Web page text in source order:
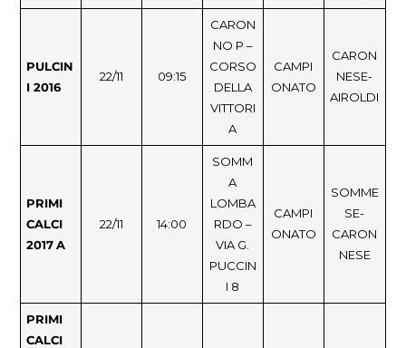
PULCIN
I 2016
22/11 09:15
CARON
NO P –
CORSO
DELLA
VITTORI
A
CAMPI
ONATO
CARON
NESE-
AIROLDI
PRIMI
CALCI
2017A
22/11 14:00
SOMM
A
LOMBA
RDO –
VIA G.
PUCCIN
I 8
CAMPI
ONATO
SOMME
SE-
CARON
NESE
PRIMI
CALCI